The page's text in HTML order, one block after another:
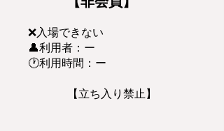
❌入場できない
👤利用者：ー
🕐利用時間：ー
【立ち入り禁止】